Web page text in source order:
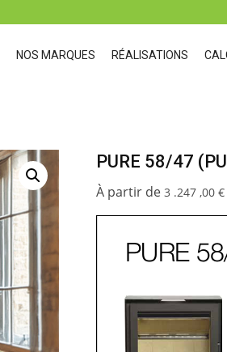
NOS MARQUES RÉALISATIONS
PURE 58/47
3 .247 ,00 €